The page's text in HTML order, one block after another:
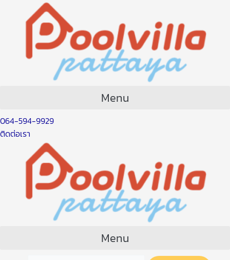
Menu
064-594-9929
ติดต่อเรา
Menu
Post
navigation